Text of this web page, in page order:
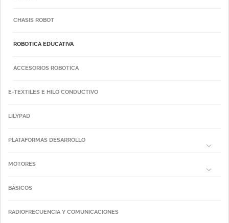
CHASIS ROBOT
ROBOTICA EDUCATIVA
ACCESORIOS ROBOTICA
E-TEXTILES E HILO CONDUCTIVO
LILYPAD
PLATAFORMAS DESARROLLO
MOTORES
BÁSICOS
RADIOFRECUENCIA Y COMUNICACIONES